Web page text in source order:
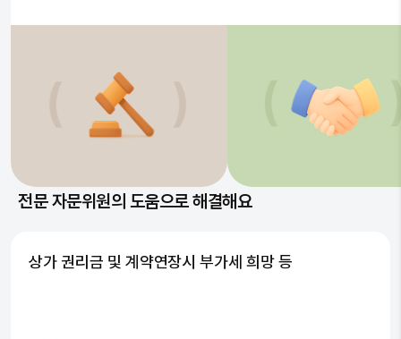
전문 자문위원의 도움으로 해결해요
상가 권리금 및 계약연장시 부가세 희망 등